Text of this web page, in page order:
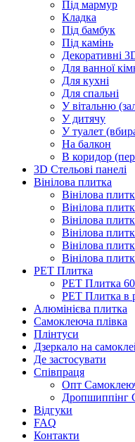
Під мармур
Кладка
Під бамбук
Під камінь
Декоративні
Для ванної
Для кухні
Для спальні
У вітальню
У дитячу
У туалет
На балкон
В коридор
3D Стельові панелі
Вінілова плитка
Вінілова
Вінілова
Вінілова
Вінілова
Вінілова
Вінілова
PET Плитка
PET Плитка
PET Плитка в
Алюмінієва плитка
Самоклеюча плівка
Плінтуси
Дзеркало на
Де застосувати
Співпраця
Опт
Дропшиппінг
Відгуки
FAQ
Контакти